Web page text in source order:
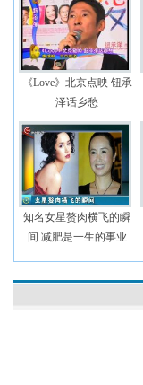
《Love》北京点映 钮承
泽话乡愁
知名女星赘肉横飞的瞬
间 减肥是一生的事业